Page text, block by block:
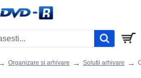
Organizare si arhivare Solutii arhivare